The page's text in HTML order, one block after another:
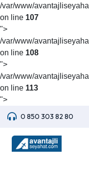
/var/www/
on line 107
">
/var/www/
on line 108
">
/var/www/
on line 113
">
0 850 303 82 80